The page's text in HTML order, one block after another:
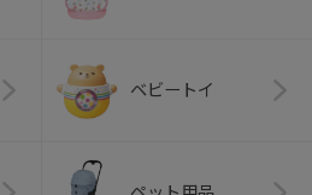
ベビートイ